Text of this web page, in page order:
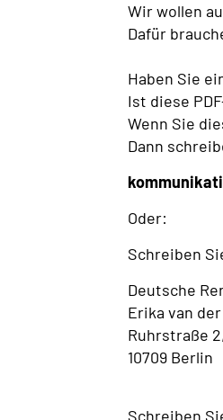
Wir wollen
Dafür
Haben Sie
Ist diese
Wenn Sie
Dann
Oder:
Schreiben
Deutsche
Erika van
Ruhrstraße 2,
10709 Berlin
Schreiben